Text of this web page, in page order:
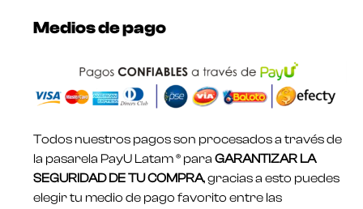
Medios de pago
Todos nuestros pagos son procesados a través de
la pasarela PayU Latam ® para GARANTIZAR LA
SEGURIDAD DE TU COMPRA, gracias a esto puedes
elegir tu medio de pago favorito entre las